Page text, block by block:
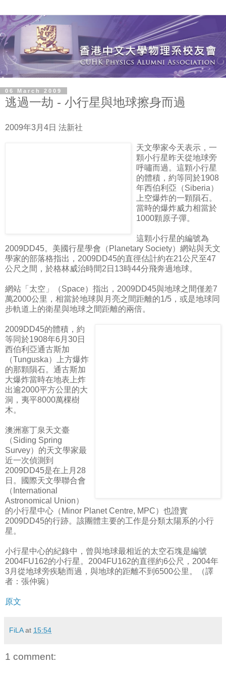
06 March 2009
逃過一劫 - 小行星與地球擦身而過
2009年3月4日 法新社
天文學家今天表示，一
顆小行星昨天從地球旁
呼嘯而過。這顆小行星
的體積，約等同於1908
年西伯利亞（Siberia）
上空爆炸的一顆隕石。
當時的爆炸威力相當於
1000顆原子彈。
這顆小行星的編號為
2009DD45。美國行星學會（Planetary Society）網站與天文
學家的部落格指出，2009DD45的直徑估計約在21公尺至47
公尺之間，於格林威治時間2日13時44分飛奔過地球。
網站「太空」（Space）指出，2009DD45與地球之間僅差7
萬2000公里，相當於地球與月亮之間距離的1/5，或是地球同
步軌道上的衛星與地球之間距離的兩倍。
2009DD45的體積，約
等同於1908年6月30日
西伯利亞通古斯加
（Tunguska）上方爆炸
的那顆隕石。通古斯加
大爆炸當時在地表上炸
出逾2000平方公里的大
洞，夷平8000萬棵樹
木。
澳洲塞丁泉天文臺
（Siding Spring
Survey）的天文學家最
近一次偵測到
2009DD45是在上月28
日。國際天文學聯合會
（International
Astronomical Union）
的小行星中心（Minor Planet Centre, MPC）也證實
2009DD45的行跡。該團體主要的工作是分類太陽系的小行
星。
小行星中心的紀錄中，曾與地球最相近的太空石塊是編號
2004FU162的小行星。2004FU162的直徑約6公尺，2004年
3月從地球旁疾馳而過，與地球的距離不到6500公里。（譯
者：張仲琬）
原文
FiLA at 15:54
1 comment: